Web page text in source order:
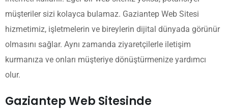
müşteriler sizi kolayca bulamaz. Gaziantep Web Sitesi
hizmetimiz, işletmelerin ve bireylerin dijital dünyada görünür
olmasını sağlar. Aynı zamanda ziyaretçilerle iletişim
kurmanıza ve onları müşteriye dönüştürmenize yardımcı
olur.
Gaziantep Web Sitesinde